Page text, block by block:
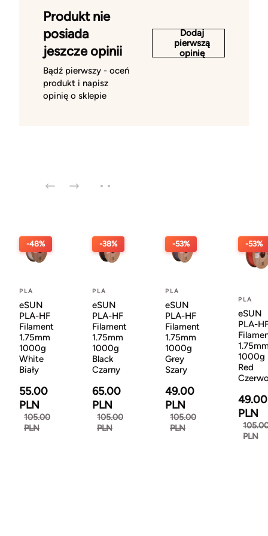
Produkt nie
posiada
jeszcze opinii
Bądź pierwszy - oceń
produkt i napisz
opinię o sklepie
Dodaj
pierwszą
opinię
-48%
PLA
eSUN
PLA-HF
Filament
1.75mm
1000g
White
Biały
55.00
PLN
105.00
PLN
-38%
PLA
eSUN
PLA-HF
Filament
1.75mm
1000g
Black
Czarny
65.00
PLN
105.00
PLN
-53%
PLA
eSUN
PLA-HF
Filament
1.75mm
1000g
Grey
Szary
49.00
PLN
105.00
PLN
-53%
PLA
eSUN
PLA-
1000g
Red
49.00
PLN
PLN